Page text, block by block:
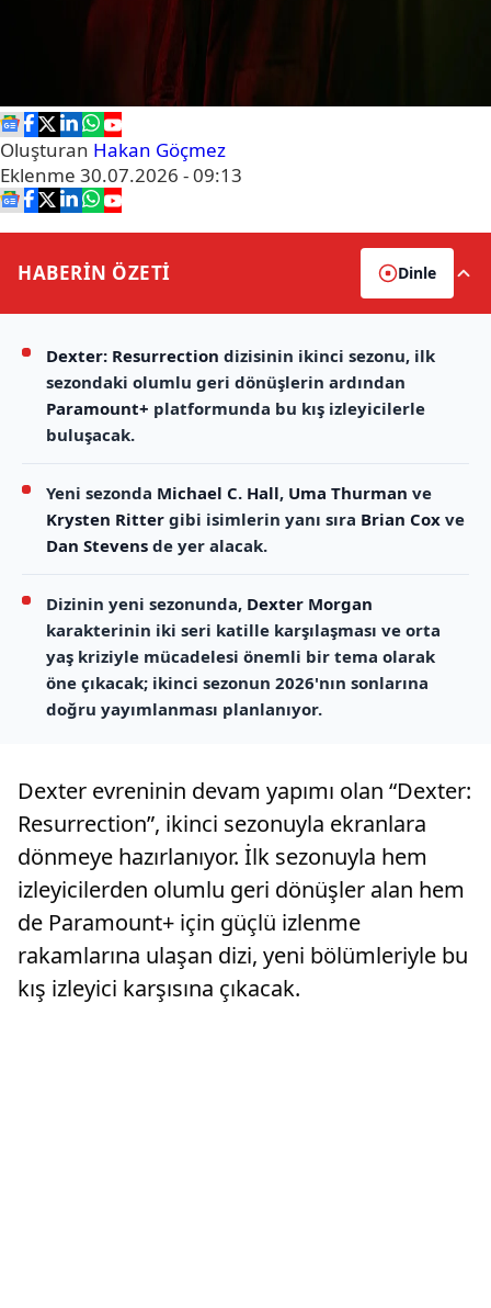
Oluşturan Hakan Göçmez
Eklenme 30.07.2026 - 09:13
HABERİN ÖZETİ Dinle
Dexter: Resurrection dizisinin ikinci sezonu, ilk
sezondaki olumlu geri dönüşlerin ardından
Paramount+ platformunda bu kış izleyicilerle
buluşacak.
Yeni sezonda Michael C. Hall, Uma Thurman ve
Krysten Ritter gibi isimlerin yanı sıra Brian Cox ve
Dan Stevens de yer alacak.
Dizinin yeni sezonunda, Dexter Morgan
karakterinin iki seri katille karşılaşması ve orta
yaş kriziyle mücadelesi önemli bir tema olarak
öne çıkacak; ikinci sezonun 2026'nın sonlarına
doğru yayımlanması planlanıyor.
Dexter evreninin devam yapımı olan “Dexter:
Resurrection”, ikinci sezonuyla ekranlara
dönmeye hazırlanıyor. İlk sezonuyla hem
izleyicilerden olumlu geri dönüşler alan hem
de Paramount+ için güçlü izlenme
rakamlarına ulaşan dizi, yeni bölümleriyle bu
kış izleyici karşısına çıkacak.